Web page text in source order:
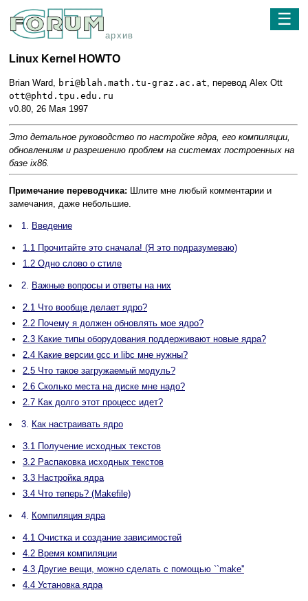
архив
☰
Linux Kernel HOWTO
Brian Ward, bri@blah.math.tu-graz.ac.at, перевод Alex Ott
ott@phtd.tpu.edu.ru
v0.80, 26 Мая 1997
Это детальное руководство по настройке ядра, его компиляции,
обновлениям и разрешению проблем на системах построенных на
базе ix86.
Примечание переводчика: Шлите мне любый комментарии и
замечания, даже небольшие.
1. Введение
1.1 Прочитайте это сначала! (Я это подразумеваю)
1.2 Одно слово о стиле
2. Важные вопросы и ответы на них
2.1 Что вообще делает ядро?
2.2 Почему я должен обновлять мое ядро?
2.3 Какие типы оборудования поддерживают новые ядра?
2.4 Какие версии gcc и libc мне нужны?
2.5 Что такое загружаемый модуль?
2.6 Сколько места на диске мне надо?
2.7 Как долго этот процесс идет?
3. Как настраивать ядро
3.1 Получение исходных текстов
3.2 Распаковка исходных текстов
3.3 Настройка ядра
3.4 Что теперь? (Makefile)
4. Компиляция ядра
4.1 Очистка и создание зависимостей
4.2 Время компиляции
4.3 Другие вещи, можно сделать с помощью ``make''
4.4 Установка ядра